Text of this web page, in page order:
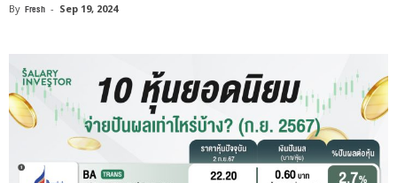
By Fresh - Sep 19, 2024